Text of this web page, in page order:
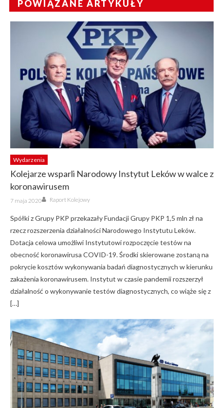
POWIĄZANE ARTYKUŁY
Wydarzenia
Kolejarze wsparli Narodowy Instytut Leków w walce z
koronawirusem
Posted
on
7 maja 2020 Author
Raport Kolejowy
Spółki z Grupy PKP przekazały Fundacji Grupy PKP 1,5 mln zł na
rzecz rozszerzenia działalności Narodowego Instytutu Leków.
Dotacja celowa umożliwi Instytutowi rozpoczęcie testów na
obecność koronawirusa COVID-19. Środki skierowane zostaną na
pokrycie kosztów wykonywania badań diagnostycznych w kierunku
zakażenia koronawirusem. Instytut w czasie pandemii rozszerzył
działalność o wykonywanie testów diagnostycznych, co wiąże się z
[…]